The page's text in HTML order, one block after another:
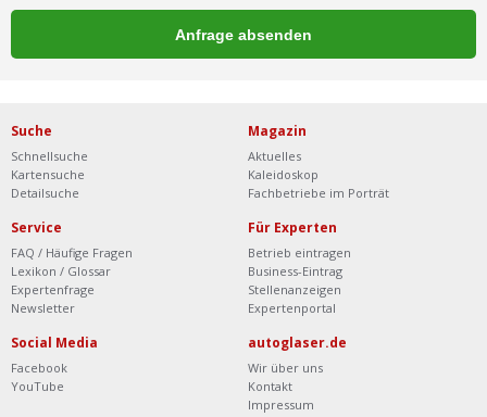
Suche
Schnellsuche
Kartensuche
Detailsuche
Magazin
Aktuelles
Kaleidoskop
Fachbetriebe im Porträt
Service
FAQ / Häufige Fragen
Lexikon / Glossar
Expertenfrage
Newsletter
Für Experten
Betrieb eintragen
Business-Eintrag
Stellenanzeigen
Expertenportal
Social Media
Facebook
YouTube
autoglaser.de
Wir über uns
Kontakt
Impressum